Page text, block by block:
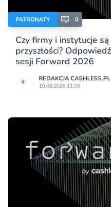
PATRONATY 0
Czy firmy i instytucje
przyszłości?
sesji Forward 2026
REDAKCJA CASHLESS.PL
10.08.2026 11:33